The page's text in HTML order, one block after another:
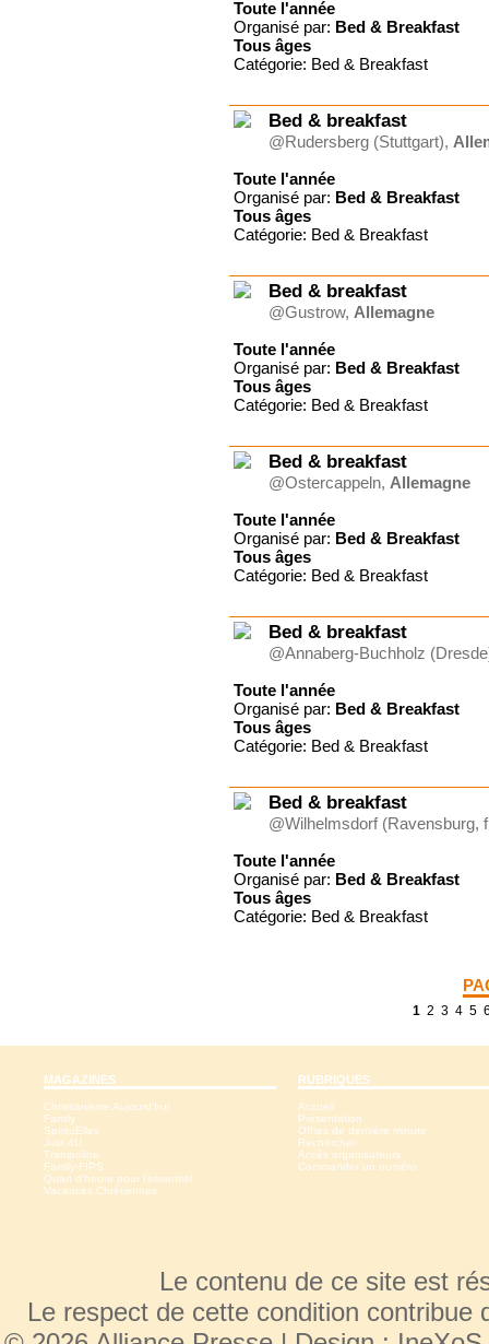
Toute l'année
Organisé par: Bed & Breakfast
Tous âges
Catégorie: Bed & Breakfast
Bed & breakfast
@Rudersberg (Stuttgart),
Toute l'année
Organisé par: Bed & Breakfast
Tous âges
Catégorie: Bed & Breakfast
Bed & breakfast
@Gustrow, Allemagne
Toute l'année
Organisé par: Bed & Breakfast
Tous âges
Catégorie: Bed & Breakfast
Bed & breakfast
@Ostercappeln, Allemagne
Toute l'année
Organisé par: Bed & Breakfast
Tous âges
Catégorie: Bed & Breakfast
Bed & breakfast
@Annaberg-Buchholz
Toute l'année
Organisé par: Bed & Breakfast
Tous âges
Catégorie: Bed & Breakfast
Bed & breakfast
@Wilhelmsdorf (Ravensburg,
Toute l'année
Organisé par: Bed & Breakfast
Tous âges
Catégorie: Bed & Breakfast
1 2 3 4 5
MAGAZINES
Christianisme Aujourd'hui
Family
SpirituElles
Just 4U
Trampoline
Family-FIPS
Quart d'heure pour l'essentiel
Vacances Chrétiennes
RUBRIQUES
Accueil
Présentation
Offres de dernière minute
Rechercher
Accès organisateurs
Commander un numéro
Le contenu de ce site est
Le respect de cette condition